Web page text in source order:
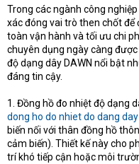
Trong các ngành công
xác đóng vai trò then chốt
toàn vận hành và tối ưu chi
chuyên dụng ngày càng
độ dạng dây DAWN nổi bật
đáng tin cậy.
1. Đồng hồ đo nhiệt độ dạng
dong ho do nhiet do dang day
biến nối với thân đồng hồ
cảm biến). Thiết kế này cho
trí khó tiếp cận hoặc môi